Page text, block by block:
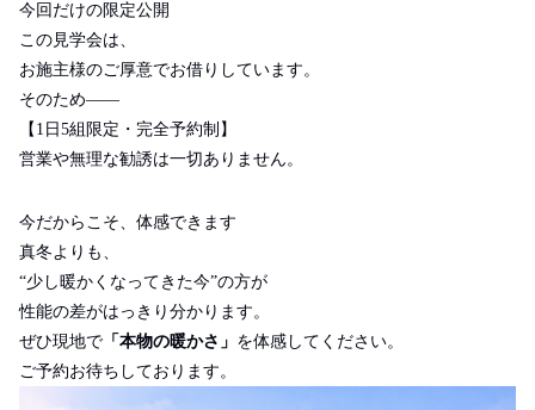
今回だけの限定公開
この見学会は、
お施主様のご厚意でお借りしています。
そのため――
【 1 日 5組限定・完全予約制】
営業や無理な勧誘は一切ありません。
今だからこそ、体感できます
真冬よりも、
“少し暖かくなってきた今”の方が
性能の差がはっきり分かります。
ぜひ現地で 「本物の暖かさ」 を体感してください。
ご予約お待ちしております。